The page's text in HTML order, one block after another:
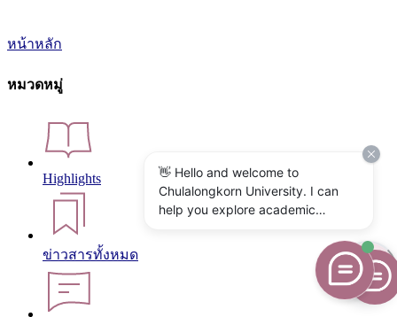
หน้าหลัก
หมวดหมู่
Highlights
ข่าวสารทั้งหมด
👋 Hello and welcome to
Chulalongkorn University. I can
help you explore academic